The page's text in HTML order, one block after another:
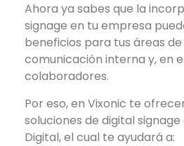
Ahora ya sabes que la
signage en tu empresa
beneficios para tus áreas de
comunicación interna y, en
colaboradores.
Por eso, en Vixonic te
soluciones de digital
Digital, el cual te ayudará a: